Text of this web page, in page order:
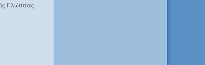
Γλώσσας